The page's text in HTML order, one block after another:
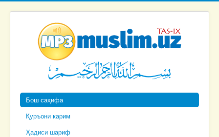
Бош саҳифа
Қуръони карим
Ҳадиси шариф